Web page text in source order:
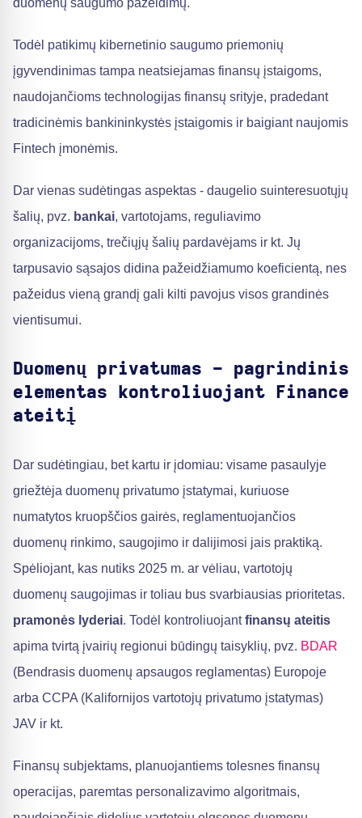
duomenų saugumo pažeidimų.
Todėl patikimų kibernetinio saugumo priemonių
įgyvendinimas tampa neatsiejamas finansų įstaigoms,
naudojančioms technologijas finansų srityje, pradedant
tradicinėmis bankininkystės įstaigomis ir baigiant naujomis
Fintech įmonėmis.
Dar vienas sudėtingas aspektas - daugelio suinteresuotųjų
šalių, pvz. bankai, vartotojams, reguliavimo
organizacijoms, trečiųjų šalių pardavėjams ir kt. Jų
tarpusavio sąsajos didina pažeidžiamumo koeficientą, nes
pažeidus vieną grandį gali kilti pavojus visos grandinės
vientisumui.
Duomenų privatumas - pagrindinis
elementas kontroliuojant Finance
ateitį
Dar sudėtingiau, bet kartu ir įdomiau: visame pasaulyje
griežtėja duomenų privatumo įstatymai, kuriuose
numatytos kruopščios gairės, reglamentuojančios
duomenų rinkimo, saugojimo ir dalijimosi jais praktiką.
Spėliojant, kas nutiks 2025 m. ar vėliau, vartotojų
duomenų saugojimas ir toliau bus svarbiausias prioritetas.
pramonės lyderiai. Todėl kontroliuojantfinansų ateitis
apima tvirtą įvairių regionui būdingų taisyklių, pvz. BDAR
(Bendrasis duomenų apsaugos reglamentas) Europoje
arba CCPA (Kalifornijos vartotojų privatumo įstatymas)
JAV ir kt.
Finansų subjektams, planuojantiems tolesnes finansų
operacijas, paremtas personalizavimo algoritmais,